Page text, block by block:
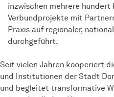
inzwischen mehrere hundert
Verbundprojekte mit
Praxis auf regionaler,
durchgeführt.
Seit vielen Jahren kooperiert
und Institutionen der Stadt
und begleitet transformative